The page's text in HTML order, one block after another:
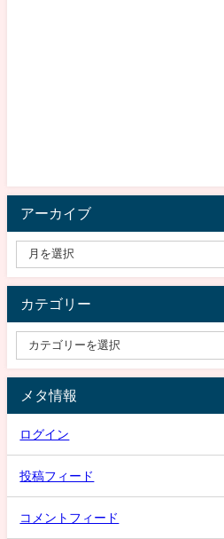
アーカイブ
カテゴリー
メタ情報
ログイン
投稿フィード
コメントフィード